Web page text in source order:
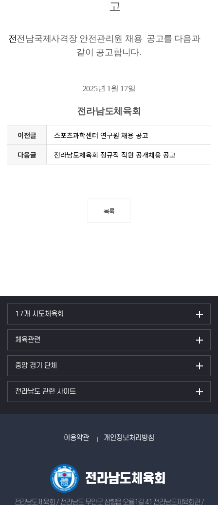
고
전전남국제사격장 안전관리원 채용 공고를 다음과
같이 공고합니다.
2025년 1 월 17일
전라남도체육회
이전글
스포츠과학센터 연구원 채용 공고
다음글
전라남도체육회 정규직 직원 공개채용 공고
목록
17개 시도체육회
체육관련
중앙 경기 단체
전라남도 관련 사이트
이용약관 개인정보처리방침
전라남도체육회 / 전라남도 무안군 삼향읍 오룡1길 41 전라남도체육회관 /